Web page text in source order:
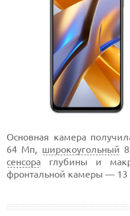
Основная камера
64 Мп, широкоугольный
сенсора глубины и
фронтальной камеры —